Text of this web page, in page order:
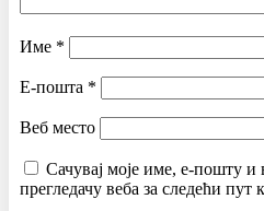
Име *
Е-пошта *
Веб место
Сачувај моје име, е-пошту и
прегледачу веба за следећи